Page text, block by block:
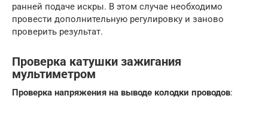
ранней подаче искры. В этом случае необходимо
провести дополнительную регулировку и заново
проверить результат.
Проверка катушки зажигания
мультиметром
Проверка напряжения на выводе колодки проводов: